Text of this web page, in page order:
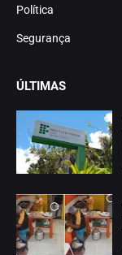
Política
Segurança
ÚLTIMAS